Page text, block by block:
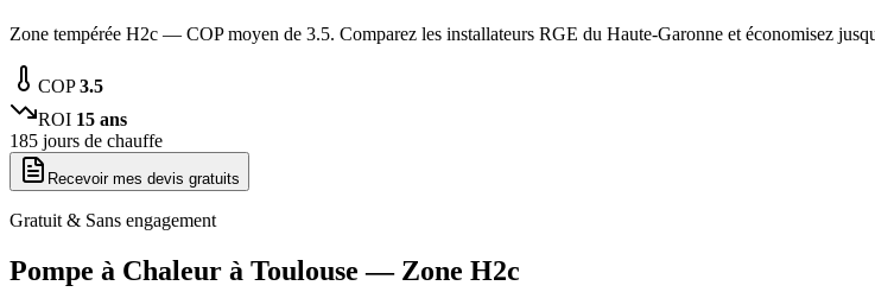
Zone tempérée H2c — COP moyen de 3.5. Comparez les installateurs RGE du Haute-Garonne et économisez
COP3.5
ROI 15 ans
185 jours de chauffe
Recevoir mes devis gratuits
Gratuit & Sans engagement
Pompe à Chaleur à Toulouse — Zone H2c